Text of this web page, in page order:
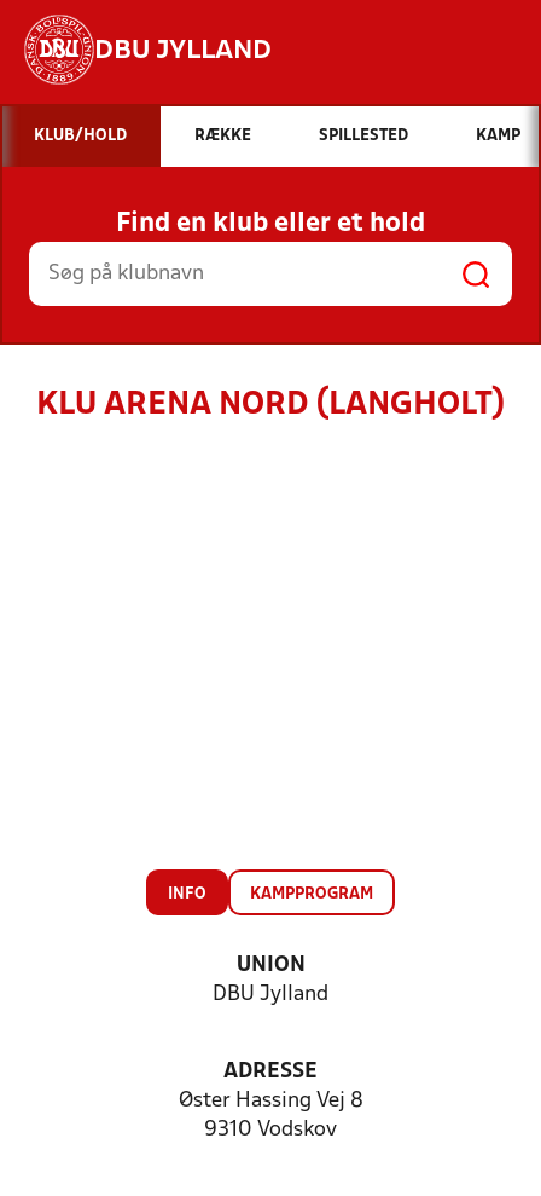
DBU JYLLAND
Hvad vil du søge efter?
INDHOLD OG NYHEDER
STILLINGER, RESULTATER, KLUBBER OG
HOLD
KLUB/HOLD RÆKKE SPILLESTED KAMP
Find en klub eller et hold
KLU ARENA NORD (LANGHOLT)
INFO KAMPPROGRAM
UNION
DBU Jylland
ADRESSE
Øster Hassing Vej 8
9310 Vodskov